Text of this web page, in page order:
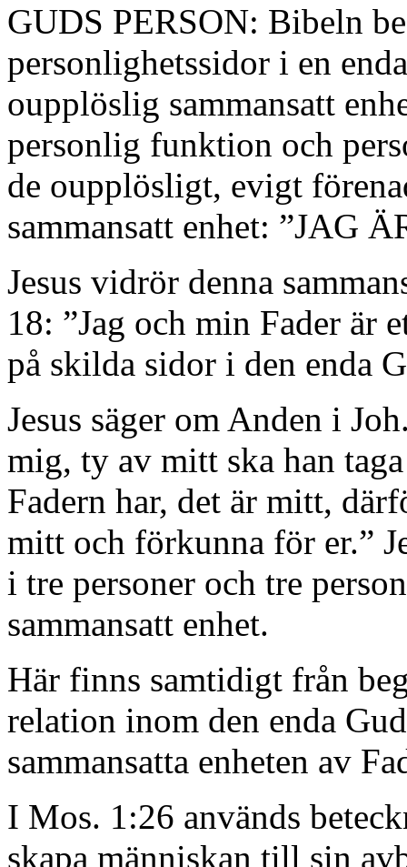
GUDS PERSON: Bibeln
personlighetssidor i en
oupplöslig sammansatt
personlig funktion och
de oupplösligt, evigt
sammansatt enhet: ”JAG
Jesus vidrör denna
18: ”Jag och min Fader är
på skilda sidor i den enda
Jesus säger om Anden i
mig, ty av mitt ska han
Fadern har, det är mitt,
mitt och förkunna för er.”
i tre personer och tre
sammansatt enhet.
Här finns samtidigt från
relation inom den enda
sammansatta enheten av
I Mos. 1:26 används
skapa människan till sin